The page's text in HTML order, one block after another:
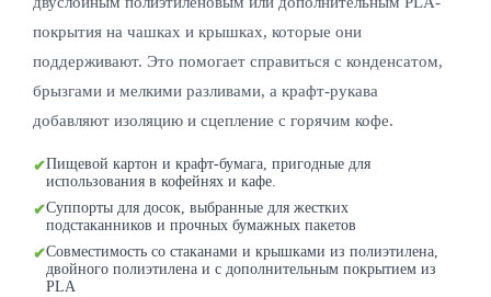
покрытия на чашках и крышках, которые они
поддерживают. Это помогает справиться с конденсатом,
брызгами и мелкими разливами, а крафт-рукава
добавляют изоляцию и сцепление с горячим кофе.
Пищевой картон и крафт-бумага, пригодные для
использования в кофейнях и кафе.
Суппорты для досок, выбранные для жестких
подстаканников и прочных бумажных пакетов
Совместимость со стаканами и крышками из полиэтилена,
двойного полиэтилена и с дополнительным покрытием из
PLA